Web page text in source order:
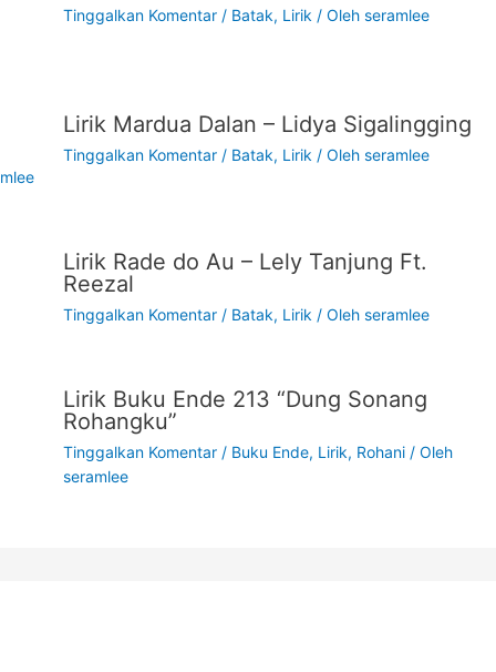
Tinggalkan Komentar / Batak, Lirik / Oleh seramlee
Lirik Mardua Dalan – Lidya Sigalingging
Tinggalkan Komentar / Batak, Lirik / Oleh seramlee
Lirik Rade do Au – Lely Tanjung Ft.
Reezal
Tinggalkan Komentar / Batak, Lirik / Oleh seramlee
Lirik Buku Ende 213 “Dung Sonang
Rohangku”
Tinggalkan Komentar / Buku Ende, Lirik, Rohani/ Oleh
seramlee